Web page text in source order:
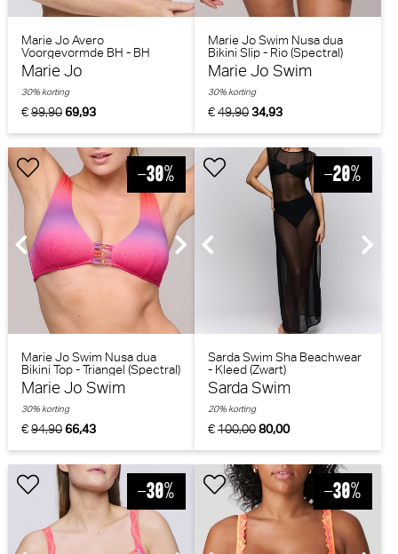
Marie Jo Avero
Voorgevormde BH - BH
Hartvorm (Santorini Blue)
Marie Jo
€99,9069,93
30% korting
Marie Jo Swim Nusa dua
Bikini Slip - Rio (Spectral)
Marie Jo Swim
€49,9034,93
30% korting
Marie Jo Swim Nusa dua
Bikini Top - Triangel (Spectral)
Marie Jo Swim
€94,9066,43
30% korting
Sarda Swim Sha Beachwear
- Kleed (Zwart)
Sarda Swim
€100,0080,00
20% korting